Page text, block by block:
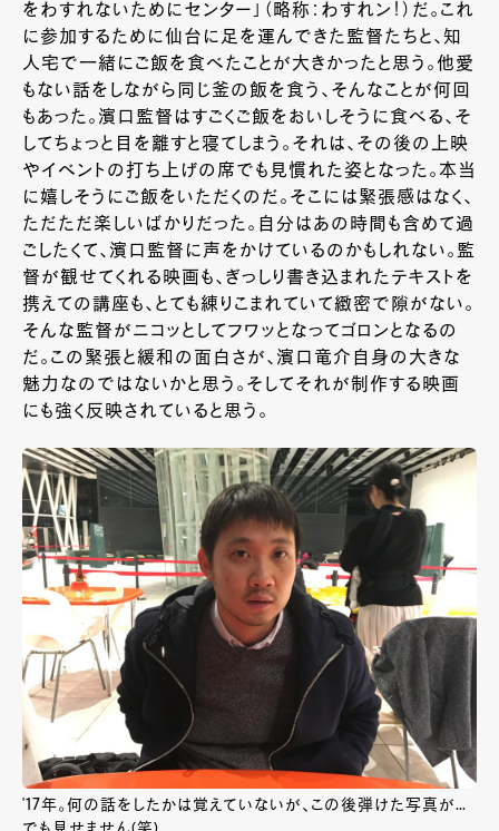
をわすれないためにセンター」（略称：わすれン！）だ。これ
に参加するために仙台に足を運んできた監督たちと、知
人宅で一緒にご飯を食べたことが大きかったと思う。他愛
もない話をしながら同じ釜の飯を食う、そんなことが何回
もあった。濱口監督はすごくご飯をおいしそうに食べる、そ
してちょっと目を離すと寝てしまう。それは、その後の上映
やイベントの打ち上げの席でも見慣れた姿となった。本当
に嬉しそうにご飯をいただくのだ。そこには緊張感はなく、
ただただ楽しいばかりだった。自分はあの時間も含めて過
ごしたくて、濱口監督に声をかけているのかもしれない。監
督が観せてくれる映画も、ぎっしり書き込まれたテキストを
携えての講座も、とても練りこまれていて緻密で隙がない。
そんな監督がニコッとしてフワッとなってゴロンとなるの
だ。この緊張と緩和の面白さが、濱口竜介自身の大きな
魅力なのではないかと思う。そしてそれが制作する映画
にも強く反映されていると思う。
'17年。何の話をしたかは覚えていないが、この後弾けた写真が…